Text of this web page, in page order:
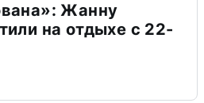
Жанну
на отдыхе с 22-